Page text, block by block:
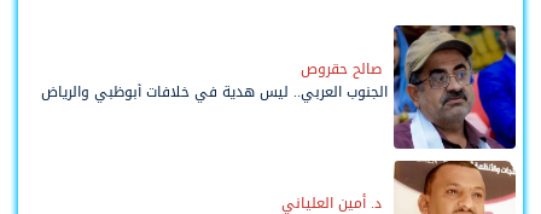
صالح حقروص
الجنوب العربي.. ليس هدية في خلافات أبوظبي والرياض
د. أمين العلياني